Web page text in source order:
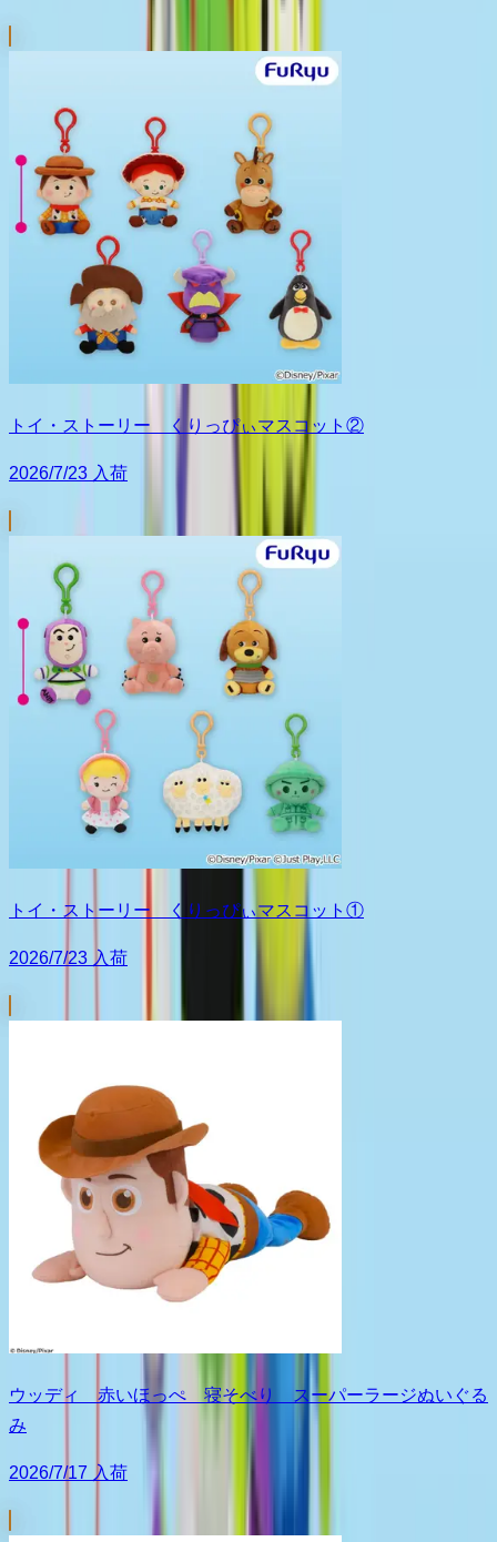
トイ・ストーリー くりっぴぃマスコット②
2026/7/23 入荷
トイ・ストーリー くりっぴぃマスコット①
2026/7/23 入荷
ウッディ 赤いほっぺ 寝そべり スーパーラージぬいぐる
み
2026/7/17 入荷